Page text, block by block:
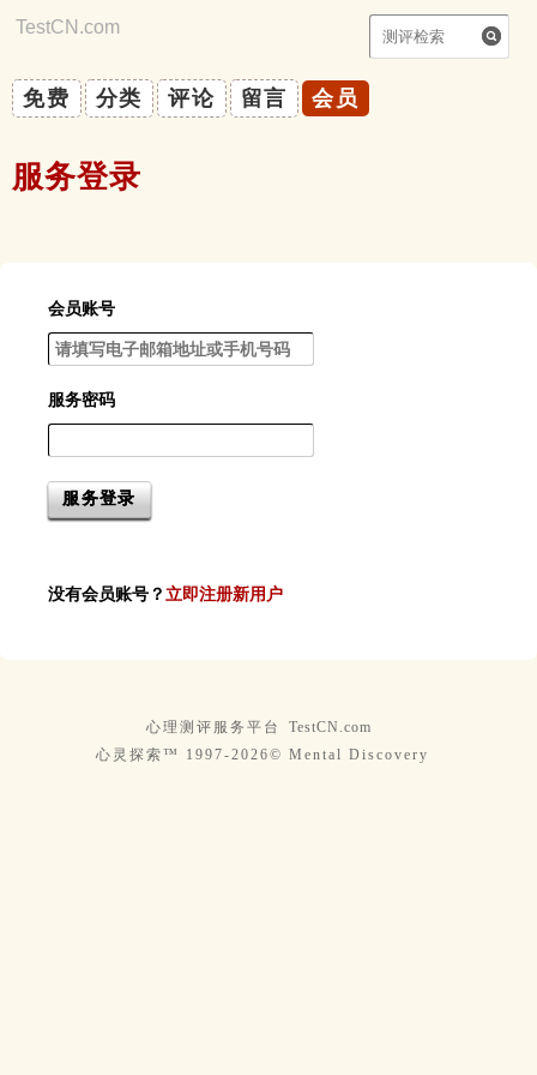
TestCN.com
免费 分类 评论 留言 会员
服务登录
会员账号
服务密码
没有会员账号？立即注册新用户
心理测评服务平台
TestCN.com
心灵探索™ 1997-2026© Mental Discovery